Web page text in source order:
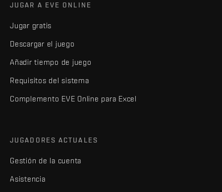
JUGAR A EVE ONLINE
Jugar gratis
Descargar el juego
Añadir tiempo de juego
Requisitos del sistema
Complemento EVE Online para Excel
JUGADORES ACTUALES
Gestión de la cuenta
Asistencia